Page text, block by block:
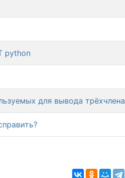
python
для вывода трёхчлена